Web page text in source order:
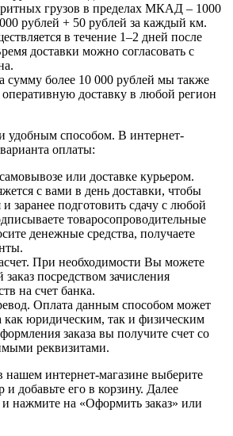
грузов в пределах МКАД – 1000
рублей + 50 рублей за каждый км.
в течение 1–2 дней после
доставки можно согласовать с
сумму более 10 000 рублей мы также
оперативную доставку в любой регион
удобным способом. В интернет-
оплаты:
или доставке курьером.
с вами в день доставки, чтобы
заранее подготовить сдачу с любой
товаросопроводительные
денежные средства, получаете
При необходимости Вы можете
посредством зачисления
на счет банка.
Оплата данным способом может
как юридическим, так и физическим
заказа вы получите счет со
реквизитами.
нашем интернет-магазине выберите
добавьте его в корзину. Далее
нажмите на «Оформить заказ» или